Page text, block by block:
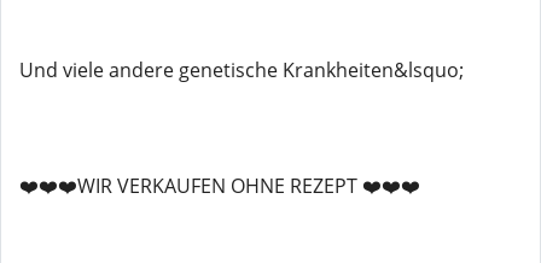
Und viele andere genetische Krankheiten&lsquo;
❤️❤️❤️WIR VERKAUFEN OHNE REZEPT ❤️❤️❤️